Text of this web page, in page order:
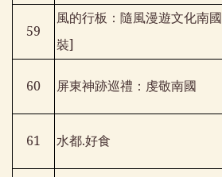
59
風的行板：隨風漫遊文化南國
裝]
60 屏東神跡巡禮：虔敬南國
61 水都.好食